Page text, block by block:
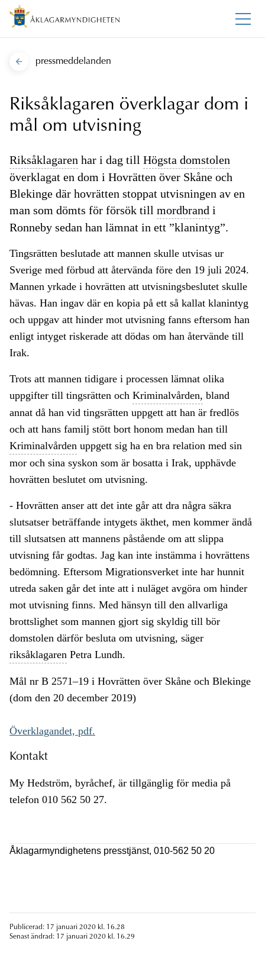
pressmeddelanden
Riksåklagaren överklagar dom i
mål om utvisning
Riksåklagaren har i dag till Högsta domstolen
överklagat en dom i Hovrätten över Skåne och
Blekinge där hovrätten stoppat utvisningen av en
man som dömts för försök till mordbrand i
Ronneby sedan han lämnat in ett ”klanintyg”.
Tingsrätten beslutade att mannen skulle utvisas ur
Sverige med förbud att återvända före den 19 juli 2024.
Mannen yrkade i hovrätten att utvisningsbeslutet skulle
hävas. Han ingav där en kopia på ett så kallat klanintyg
och uppgav att hinder mot utvisning fanns eftersom han
enligt intyget riskerade att dödas om han återvände till
Irak.
Trots att mannen tidigare i processen lämnat olika
uppgifter till tingsrätten och Kriminalvården, bland
annat då han vid tingsrätten uppgett att han är fredlös
och att hans familj stött bort honom medan han till
Kriminalvården uppgett sig ha en bra relation med sin
mor och sina syskon som är bosatta i Irak, upphävde
hovrätten beslutet om utvisning.
- Hovrätten anser att det inte går att dra några säkra
slutsatser beträffande intygets äkthet, men kommer ändå
till slutsatsen att mannens påstående om att slippa
utvisning får godtas. Jag kan inte instämma i hovrättens
bedömning. Eftersom Migrationsverket inte har hunnit
utreda saken går det inte att i nuläget avgöra om hinder
mot utvisning finns. Med hänsyn till den allvarliga
brottslighet som mannen gjort sig skyldig till bör
domstolen därför besluta om utvisning, säger
riksåklagaren Petra Lundh.
Mål nr B 2571–19 i Hovrätten över Skåne och Blekinge
(dom den 20 december 2019)
Överklagandet, pdf.
Kontakt
My Hedström, byråchef, är tillgänglig för media på
telefon 010 562 50 27.
Åklagarmyndighetens presstjänst, 010-562 50 20
Publicerad: 17 januari 2020 kl. 16.28
Senast ändrad: 17 januari 2020 kl. 16.29